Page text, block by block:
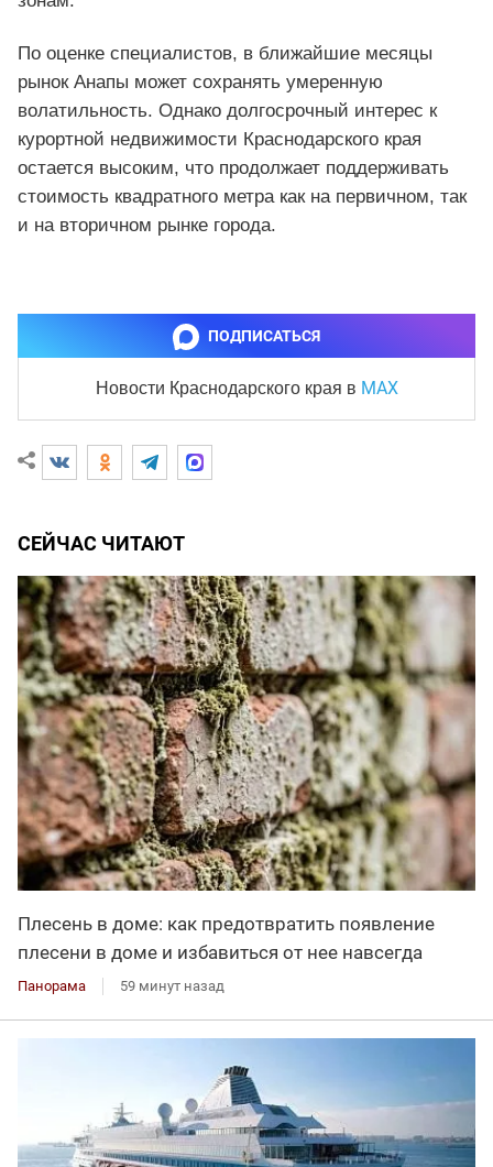
По оценке специалистов, в ближайшие месяцы
рынок Анапы может сохранять умеренную
волатильность. Однако долгосрочный интерес к
курортной недвижимости Краснодарского края
остается высоким, что продолжает поддерживать
стоимость квадратного метра как на первичном, так
и на вторичном рынке города.
ПОДПИСАТЬСЯ
Новости Краснодарского края в MAX
СЕЙЧАС ЧИТАЮТ
Плесень в доме: как предотвратить появление
плесени в доме и избавиться от нее навсегда
Панорама 59 минут назад